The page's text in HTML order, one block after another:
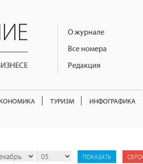
О журнале
Все номера
Редакция
ТУРИЗМ ИНФОГРАФИКА